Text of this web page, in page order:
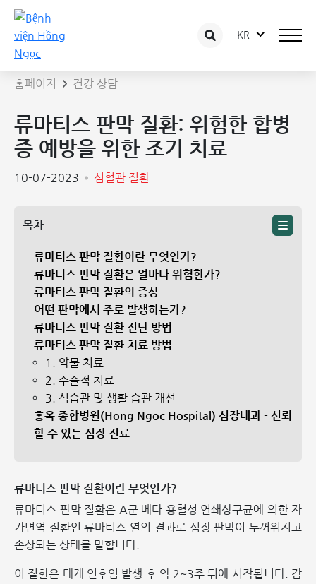
KR
상담 글 상세보기
홈페이지 건강 상담
류마티스 판막 질환: 위험한 합병
증 예방을 위한 조기 치료
10-07-2023 심혈관 질환
목차
류마티스 판막 질환이란 무엇인가?
류마티스 판막 질환은 얼마나 위험한가?
류마티스 판막 질환의 증상
어떤 판막에서 주로 발생하는가?
류마티스 판막 질환 진단 방법
류마티스 판막 질환 치료 방법
1. 약물 치료
2. 수술적 치료
3. 식습관 및 생활 습관 개선
홍옥 종합병원(Hong Ngoc Hospital) 심장내과 - 신뢰
할 수 있는 심장 진료
류마티스 판막 질환이란 무엇인가?
류마티스 판막 질환은 A군 베타 용혈성 연쇄상구균에 의한 자
가면역 질환인 류마티스 열의 결과로 심장 판막이 두꺼워지고
손상되는 상태를 말합니다.
이 질환은 대개 인후염 발생 후 약 2~3주 뒤에 시작됩니다. 감